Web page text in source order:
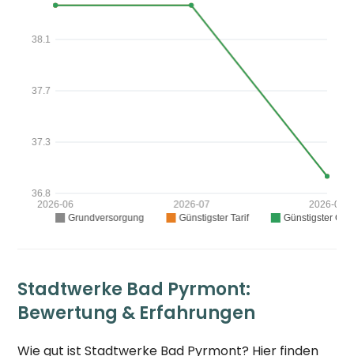
Stadtwerke Bad Pyrmont:
Bewertung & Erfahrungen
Wie gut ist Stadtwerke Bad Pyrmont? Hier finden